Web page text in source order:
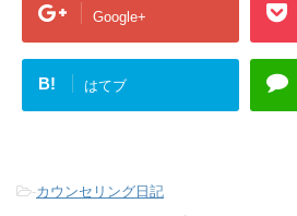
Google+
B! はてブ
-カウンセリング日記